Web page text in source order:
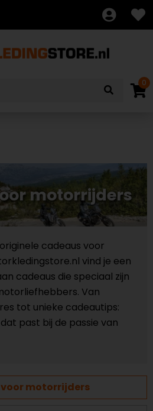
0
motorrijders
cadeaus voor
vind je een
cadeaus die speciaal zijn
Van
tot unieke cadeautips:
past bij de passie van
motorrijders